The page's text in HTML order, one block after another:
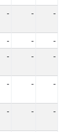
- - -
- -
-
- - -
- - -
- - -